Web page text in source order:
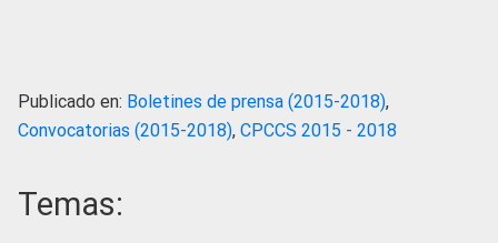
Publicado en: Boletines de prensa (2015-2018),
Convocatorias (2015-2018), CPCCS 2015 - 2018
Temas: